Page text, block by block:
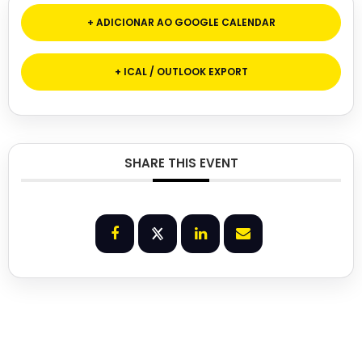
+ ADICIONAR AO GOOGLE CALENDAR
+ ICAL / OUTLOOK EXPORT
SHARE THIS EVENT